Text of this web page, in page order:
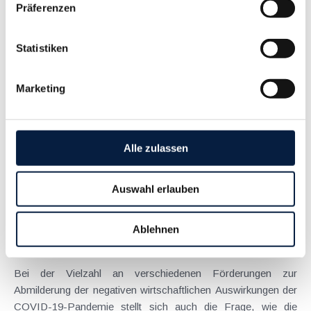
Präferenzen
Statistiken
Marketing
Alle zulassen
Auswahl erlauben
Ablehnen
Einleitung und Kernaussage der Entscheidung Das
Bundesfinanzgericht (GZ RV/7103366/2025 vom 10.02.2026)
Elternteil nach einer Scheidung die Familienbeihilfe zusteht,
wenn sich das Kind tatsächlich überwiegend im Haushalt
eines...
empfehlen drucken
Steuerliche Behandlung der Corona-Förderungen
April 2021
Bei der Vielzahl an verschiedenen Förderungen zur
Abmilderung der negativen wirtschaftlichen Auswirkungen der
COVID-19-Pandemie stellt sich auch die Frage, wie die